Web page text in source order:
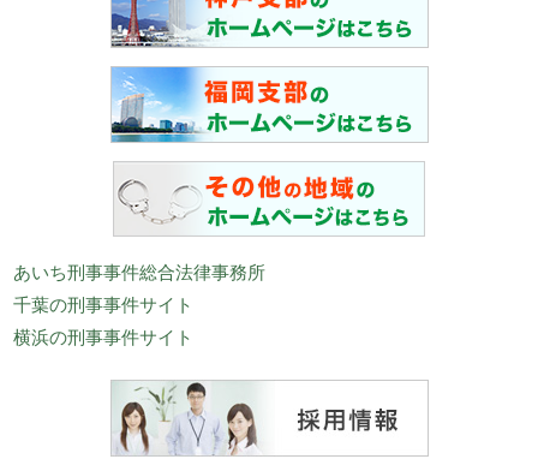
あいち刑事事件総合法律事務所
千葉の刑事事件サイト
横浜の刑事事件サイト